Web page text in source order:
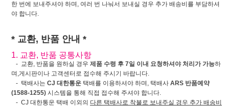
한 번에 보내주셔야 하며, 여러 번 나눠서 보내실 경우 추가 배송비를 부담하셔
야 합니다.
* 교환, 반품 안내 *
1. 교환, 반품 공통사항
- 교환, 반품을 원하실 경우 제품 수령 후 7일 이내 요청하셔야 처리가 가능하
며,게시판이나 고객센터로 접수해 주시기 바랍니다.
- 택배사는 CJ 대한통운 택배를 이용하셔야 하며, 택배사 ARS 반품예약
(1588-1255) 시스템을 통해 직접 접수해 주셔야 합니다.
- CJ 대한통운 택배 이외의 다른 택배사로 착불로 보내주실 경우 추가 배송비